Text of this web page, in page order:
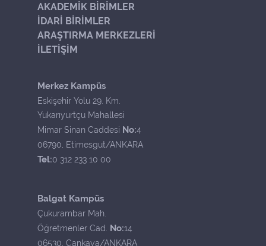
AKADEMİK BİRİMLER
İDARİ BİRİMLER
ARAŞTIRMA MERKEZLERİ
İLETİŞİM
Merkez Kampüs
Eskişehir Yolu 29. Km.
Yukarıyurtçu Mahallesi
Mimar Sinan Caddesi No:4
06790, Etimesgut/ANKARA
Tel:0 312 233 10 00
Balgat Kampüs
Çukurambar Mah.
Öğretmenler Cad. No:14
06530, Çankaya/ANKARA